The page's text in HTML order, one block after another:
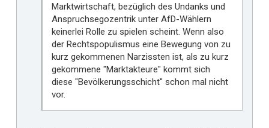
Marktwirtschaft, bezüglich des Undanks und
Anspruchsegozentrik unter AfD-Wählern
keinerlei Rolle zu spielen scheint. Wenn also
der Rechtspopulismus eine Bewegung von zu
kurz gekommenen Narzissten ist, als zu kurz
gekommene "Marktakteure" kommt sich
diese "Bevölkerungsschicht" schon mal nicht
vor.